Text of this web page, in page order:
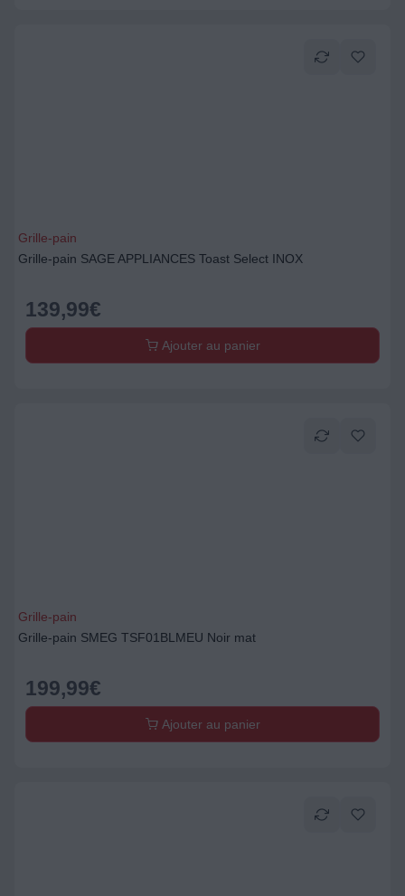
Grille-pain
Grille-pain SAGE APPLIANCES Toast Select INOX
139,99€
Ajouter au panier
Grille-pain
Grille-pain SMEG TSF01BLMEU Noir mat
199,99€
Ajouter au panier